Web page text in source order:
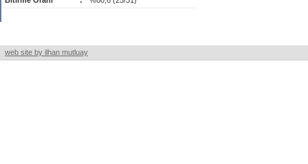
web site by ilhan mutluay